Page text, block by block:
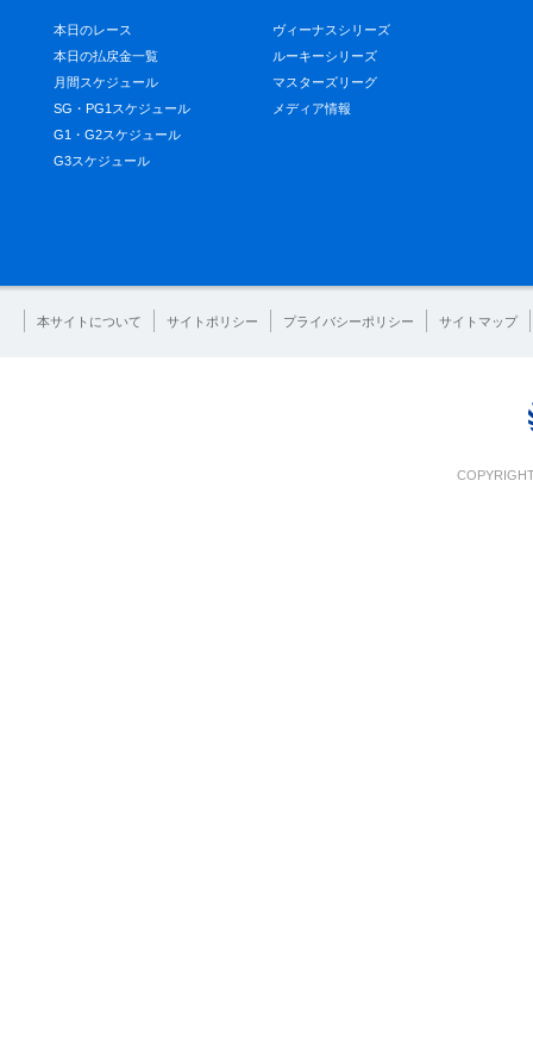
本日のレース
本日の払戻金一覧
月間スケジュール
SG・PG1スケジュール
G1・G2スケジュール
G3スケジュール
ヴィーナスシリーズ
ルーキーシリーズ
マスターズリーグ
メディア情報
本サイトについて サイトポリシー プライバシーポリシー サイトマップ